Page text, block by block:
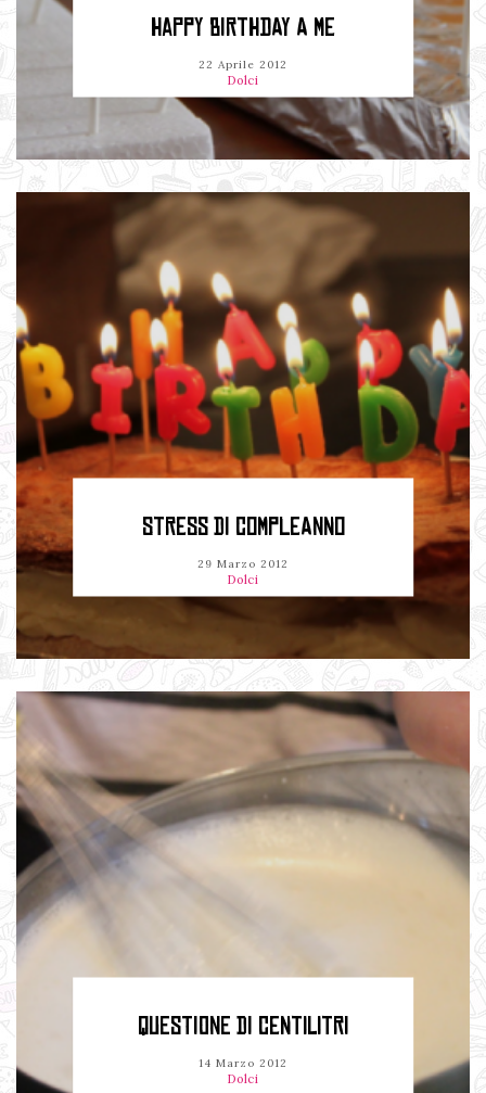
HAPPY BIRTHDAY A ME
22 Aprile 2012
Dolci
STRESS DI COMPLEANNO
29 Marzo 2012
Dolci
QUESTIONE DI CENTILITRI
14 Marzo 2012
Dolci